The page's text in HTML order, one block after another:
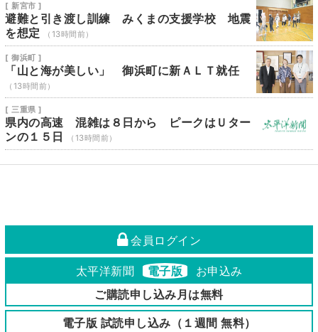
[ 新宮市 ]
避難と引き渡し訓練 みくまの支援学校 地震
を想定
（13時間前）
[ 御浜町 ]
「山と海が美しい」 御浜町に新ＡＬＴ就任
（13時間前）
[ 三重県 ]
県内の高速 混雑は８日から ピークはＵター
ンの１５日
（13時間前）
会員ログイン
太平洋新聞 電子版
お申込み
ご購読申し込み月は無料
電子版 試読申し込み（１週間 無料）